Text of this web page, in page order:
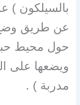
بالسيلكون )
عن طريق وضع
حول محيط
ويضعها على
مدربة ) .